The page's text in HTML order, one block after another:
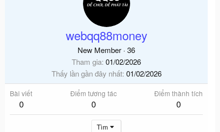
webqq88money
New Member · 36
Tham gia 01/02/2026
Thấy lần gần đây nhất 01/02/2026
Bài viết
0
Điểm tương tác
0
Điểm thành tích
0
Tìm